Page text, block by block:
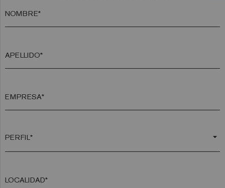
NOMBRE*
APELLIDO*
EMPRESA*
arrow_drop_down
LOCALIDAD*